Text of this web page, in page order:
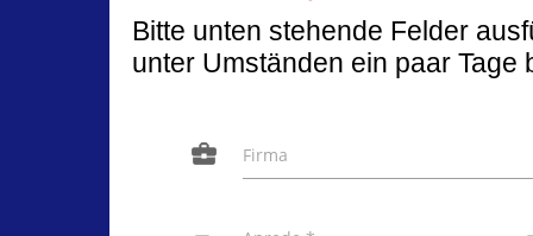
Bitte unten stehende Felder
unter Umständen ein paar